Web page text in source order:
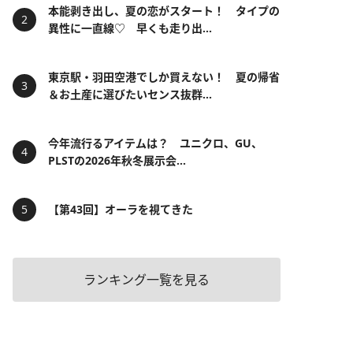
本能剥き出し、夏の恋がスタート！ タイプの
異性に一直線♡ 早くも走り出...
東京駅・羽田空港でしか買えない！ 夏の帰省
＆お土産に選びたいセンス抜群...
今年流行るアイテムは？ ユニクロ、GU、
PLSTの2026年秋冬展示会...
【第43回】オーラを視てきた
ランキング一覧を見る